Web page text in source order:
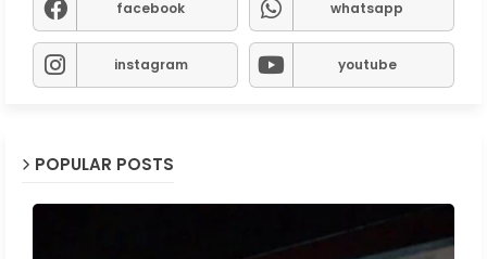
facebook whatsapp
instagram youtube
POPULAR POSTS